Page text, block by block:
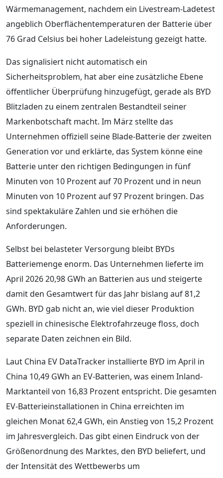
Wärmemanagement, nachdem ein Livestream-Ladetest
angeblich Oberflächentemperaturen der Batterie über
76 Grad Celsius bei hoher Ladeleistung gezeigt hatte.
Das signalisiert nicht automatisch ein
Sicherheitsproblem, hat aber eine zusätzliche Ebene
öffentlicher Überprüfung hinzugefügt, gerade als BYD
Blitzladen zu einem zentralen Bestandteil seiner
Markenbotschaft macht. Im März stellte das
Unternehmen offiziell seine Blade-Batterie der zweiten
Generation vor und erklärte, das System könne eine
Batterie unter den richtigen Bedingungen in fünf
Minuten von 10 Prozent auf 70 Prozent und in neun
Minuten von 10 Prozent auf 97 Prozent bringen. Das
sind spektakuläre Zahlen und sie erhöhen die
Anforderungen.
Selbst bei belasteter Versorgung bleibt BYDs
Batteriemenge enorm. Das Unternehmen lieferte im
April 2026 20,98 GWh an Batterien aus und steigerte
damit den Gesamtwert für das Jahr bislang auf 81,2
GWh. BYD gab nicht an, wie viel dieser Produktion
speziell in chinesische Elektrofahrzeuge floss, doch
separate Daten zeichnen ein Bild.
Laut China EV DataTracker installierte BYD im April in
China 10,49 GWh an EV-Batterien, was einem Inland-
Marktanteil von 16,83 Prozent entspricht. Die gesamten
EV-Batterieinstallationen in China erreichten im
gleichen Monat 62,4 GWh, ein Anstieg von 15,2 Prozent
im Jahresvergleich. Das gibt einen Eindruck von der
Größenordnung des Marktes, den BYD beliefert, und
der Intensität des Wettbewerbs um